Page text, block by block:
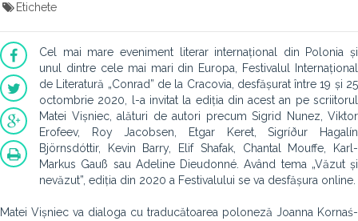
Etichete
Cel mai mare eveniment literar internațional din Polonia și
unul dintre cele mai mari din Europa, Festivalul Internațional
de Literatură „Conrad” de la Cracovia, desfășurat între 19 și 25
octombrie 2020, l-a invitat la ediția din acest an pe scriitorul
Matei Vișniec, alături de autori precum Sigrid Nunez, Viktor
Erofeev, Roy Jacobsen, Etgar Keret, Sigríður Hagalín
Björnsdóttir, Kevin Barry, Elif Shafak, Chantal Mouffe, Karl-
Markus Gauß sau Adeline Dieudonné. Având tema „Văzut și
nevăzut”, ediția din 2020 a Festivalului se va desfășura online.
Matei Vișniec va dialoga cu traducătoarea poloneză Joanna Kornaś-